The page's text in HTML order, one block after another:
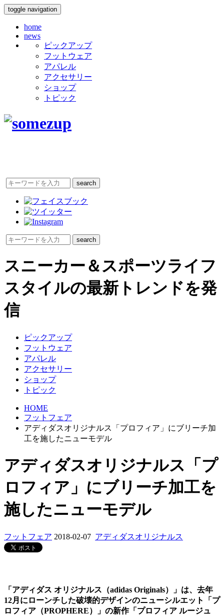
toggle navigation
home
news
ピックアップ
フットウェア
アパレル
アクセサリー
ショップ
トピック
スニーカー＆スポーツライフ
スタイルの最新トレンドを発
信
ピックアップ
フットウェア
アパレル
アクセサリー
ショップ
トピック
HOME
フットフェア
アディダスオリジナルス「プロフィア」にブリーチ加
工を施したニューモデル
アディダスオリジナルス「プ
ロフィア」にブリーチ加工を
施したニューモデル
フットフェア 2018-02-07 アディダスオリジナルス
「アディダス オリジナルス（adidas Originals）」は、去年
12月にローンチした破壊的デザインのニューシルエット「プ
ロフィア（PROPHERE）」の新作「プロフィア ルージュ